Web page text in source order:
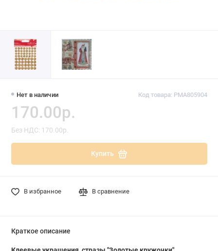
Нет в наличии Код товара: PMA805904
170.00р.
Без НДС: 170.00р.
Купить
В избранное В сравнение
Краткое описание